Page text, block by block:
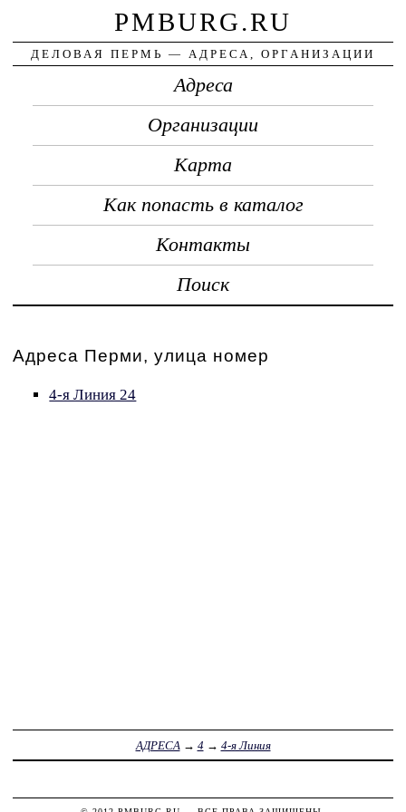
PMBURG.RU
ДЕЛОВАЯ ПЕРМЬ — АДРЕСА, ОРГАНИЗАЦИИ
Адреса
Организации
Карта
Как попасть в каталог
Контакты
Поиск
Адреса Перми, улица номер
4-я Линия 24
АДРЕСА → 4→ 4-я Линия